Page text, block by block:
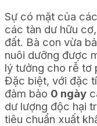
Sự có mặt của
các tàn dư hữu
đất. Bà con vừa
nuôi dưỡng được
lý tưởng cho rễ tơ
Đặc biệt, với đặc
đảm bảo 0 ngày
dư lượng độc hại
tiêu chuẩn xuất